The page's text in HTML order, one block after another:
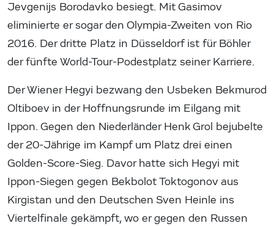
Jevgenijs Borodavko besiegt. Mit Gasimov
eliminierte er sogar den Olympia-Zweiten von Rio
2016. Der dritte Platz in Düsseldorf ist für Böhler
der fünfte World-Tour-Podestplatz seiner Karriere.
Der Wiener Hegyi bezwang den Usbeken Bekmurod
Oltiboev in der Hoffnungsrunde im Eilgang mit
Ippon. Gegen den Niederländer Henk Grol bejubelte
der 20-Jährige im Kampf um Platz drei einen
Golden-Score-Sieg. Davor hatte sich Hegyi mit
Ippon-Siegen gegen Bekbolot Toktogonov aus
Kirgistan und den Deutschen Sven Heinle ins
Viertelfinale gekämpft, wo er gegen den Russen